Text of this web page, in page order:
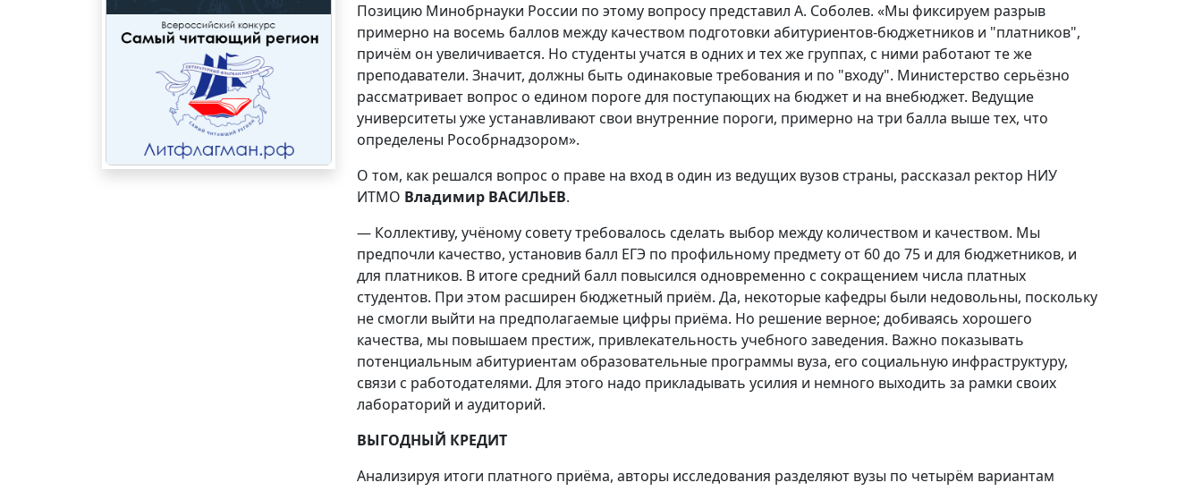
Позицию Минобрнауки России по этому вопросу представил А. Соболев. «Мы фиксируем разрыв
примерно на восемь баллов между качеством подготовки абитуриентов-бюджетников и "платников",
причём он увеличивается. Но студенты учатся в одних и тех же группах, с ними работают те же
преподаватели. Значит, должны быть одинаковые требования и по "входу". Министерство серьёзно
рассматривает вопрос о едином пороге для поступающих на бюджет и на внебюджет. Ведущие
университеты уже устанавливают свои внутренние пороги, примерно на три балла выше тех, что
определены Рособрнадзором».
О том, как решался вопрос о праве на вход в один из ведущих вузов страны, рассказал ректор НИУ
ИТМО Владимир ВАСИЛЬЕВ.
— Коллективу, учёному совету требовалось сделать выбор между количеством и качеством. Мы
предпочли качество, установив балл ЕГЭ по профильному предмету от 60 до 75 и для бюджетников, и
для платников. В итоге средний балл повысился одновременно с сокращением числа платных
студентов. При этом расширен бюджетный приём. Да, некоторые кафедры были недовольны, поскольку
не смогли выйти на предполагаемые цифры приёма. Но решение верное; добиваясь хорошего
качества, мы повышаем престиж, привлекательность учебного заведения. Важно показывать
потенциальным абитуриентам образовательные программы вуза, его социальную инфраструктуру,
связи с работодателями. Для этого надо прикладывать усилия и немного выходить за рамки своих
лабораторий и аудиторий.
ВЫГОДНЫЙ КРЕДИТ
Анализируя итоги платного приёма, авторы исследования разделяют вузы по четырём вариантам